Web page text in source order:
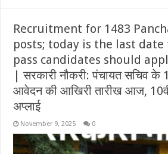
Recruitment for 1483
posts; today is the last
pass candidates should
| सरकारी नौकरी: पंचायत सचिव के
आवेदन की आखिरी तारीख आज,
अप्लाई
November 9, 2025 0